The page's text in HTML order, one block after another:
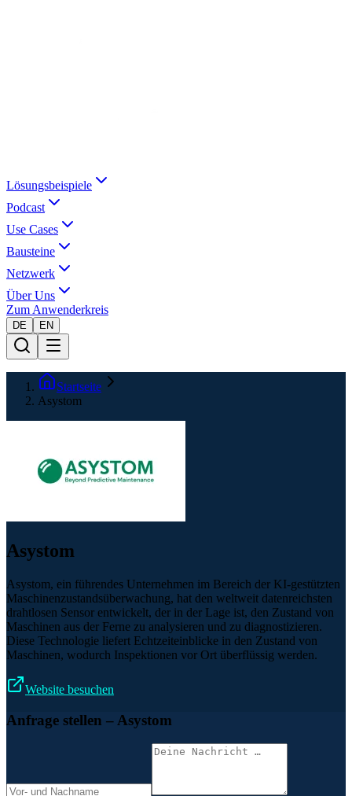
Lösungsbeispiele
Podcast
Use Cases
Bausteine
Netzwerk
Über Uns
Zum Anwenderkreis
DE EN
Startseite
Asystom
Asystom
Asystom, ein führendes Unternehmen im Bereich der KI-gestützten
Maschinenzustandsüberwachung, hat den weltweit datenreichsten
drahtlosen Sensor entwickelt, der in der Lage ist, den Zustand von
Maschinen aus der Ferne zu analysieren und zu diagnostizieren.
Diese Technologie liefert Echtzeiteinblicke in den Zustand von
Maschinen, wodurch Inspektionen vor Ort überflüssig werden.
Website besuchen
Anfrage stellen – Asystom